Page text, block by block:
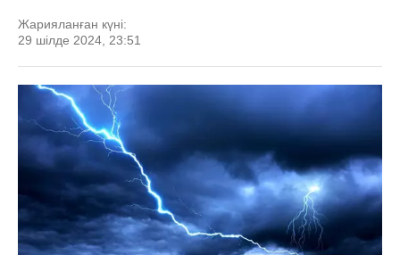
Жарияланған күні:
29 шілде 2024, 23:51